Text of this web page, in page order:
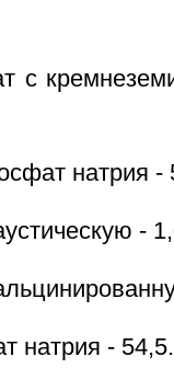
с
натрия -
-
натрия - 54,5.